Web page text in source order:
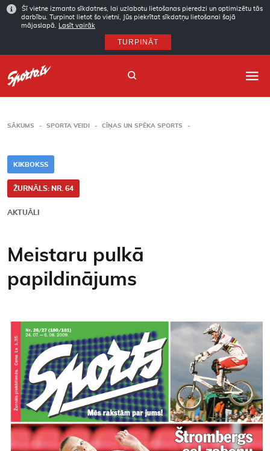
Šī vietne izmanto sīkdatnes, lai uzlabotu lietošanas pieredzi un optimizētu tās
darbību. Turpinot lietot šo vietni, Jūs piekrītat sīkdatņu lietošanai šajā
mājaslapā.
Lasīt vairāk
TURPINĀT
Abonēšana
SĀKUMS SPORTA VEIDI CĪŅAS UN SPĒKA SPORTS
KIKBOKSS
ŽURNĀLS: NR. 64
AKTUĀLI
Meistaru pulkā
papildinājums